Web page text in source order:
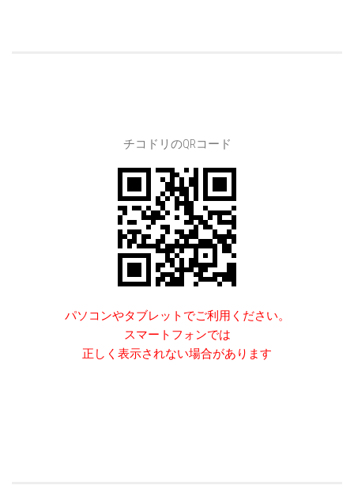
チコドリのQRコード
パソコンやタブレットでご利用ください。
スマートフォンでは
正しく表示されない場合があります